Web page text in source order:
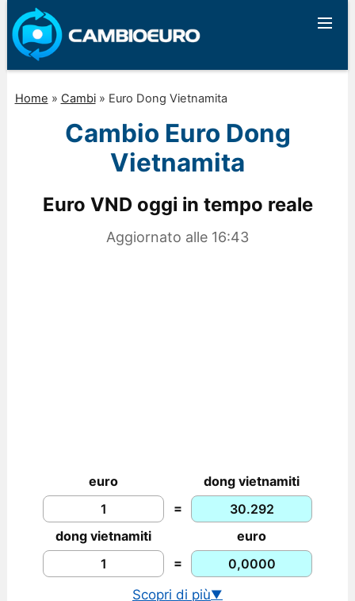
Home » Cambi» Euro Dong Vietnamita
Cambio Euro Dong
Vietnamita
Euro VND oggi in tempo reale
Aggiornato alle 16:43
euro
dong vietnamiti
=
dong vietnamiti
euro
=
Scopri di più▼